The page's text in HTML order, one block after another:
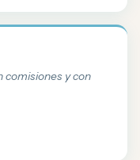
comisiones y con